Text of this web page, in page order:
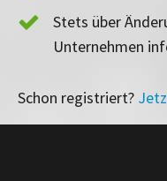
Stets über
Unternehmen
Schon registriert?